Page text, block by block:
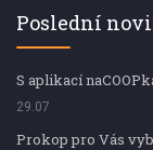
Poslední
S aplikací
29.07
Prokop pro Vás